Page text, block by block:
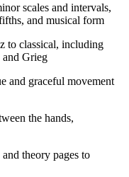
scales and intervals,
and musical form
to classical, including
Grieg
and graceful movement
the hands,
theory pages to